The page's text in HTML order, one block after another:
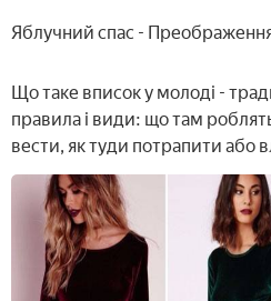
Яблучний спас -
Що таке вписок у молоді -
правила і види: що там
вести, як туди потрапити або
ночівлю